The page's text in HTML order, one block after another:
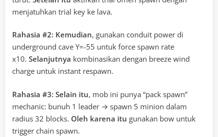
menjatuhkan trial key ke lava.
Rahasia #2: Kemudian, gunakan conduit power di
underground cave Y=-55 untuk force spawn rate
x10. Selanjutnya kombinasikan dengan breeze wind
charge untuk instant respawn.
Rahasia #3: Selain itu, mob ini punya “pack spawn”
mechanic: bunuh 1 leader → spawn 5 minion dalam
radius 32 blocks. Oleh karena itu gunakan bow untuk
trigger chain spawn.